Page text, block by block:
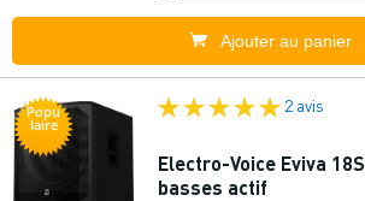
Ajouter au panier
Popu
laire
2 avis
Electro-Voice Eviva
basses actif